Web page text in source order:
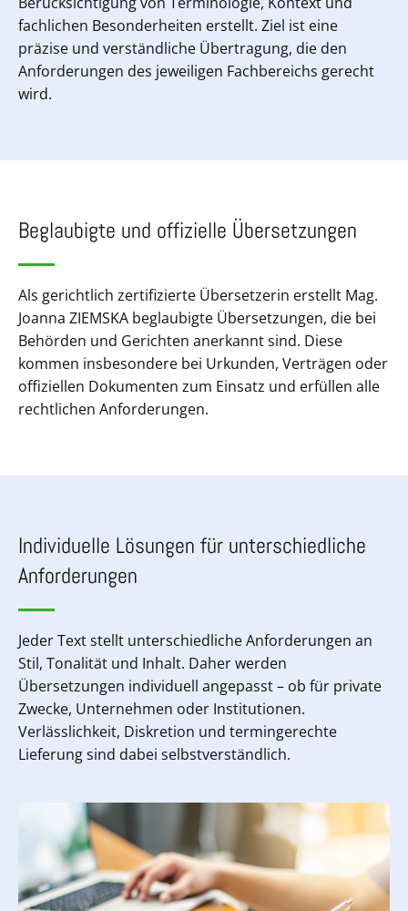
fachlichen Besonderheiten erstellt. Ziel ist eine
präzise und verständliche Übertragung, die den
Anforderungen des jeweiligen Fachbereichs gerecht
wird.
Beglaubigte und offizielle Übersetzungen
Als gerichtlich zertifizierte Übersetzerin erstellt Mag.
Joanna ZIEMSKA beglaubigte Übersetzungen, die bei
Behörden und Gerichten anerkannt sind. Diese
kommen insbesondere bei Urkunden, Verträgen oder
offiziellen Dokumenten zum Einsatz und erfüllen alle
rechtlichen Anforderungen.
Individuelle Lösungen für unterschiedliche
Anforderungen
Jeder Text stellt unterschiedliche Anforderungen an
Stil, Tonalität und Inhalt. Daher werden
Übersetzungen individuell angepasst – ob für private
Zwecke, Unternehmen oder Institutionen.
Verlässlichkeit, Diskretion und termingerechte
Lieferung sind dabei selbstverständlich.